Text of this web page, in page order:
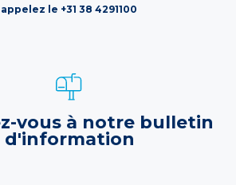
le +31 38 4291100
vous à notre bulletin
d'information